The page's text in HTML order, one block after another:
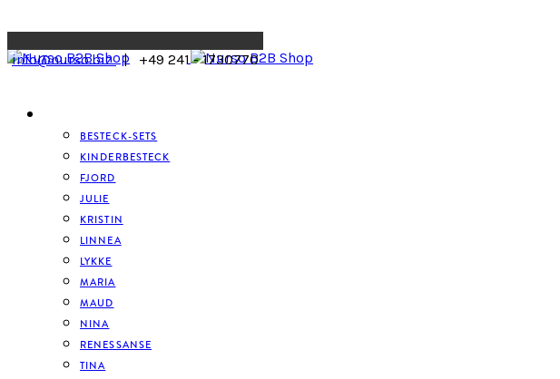
info@nurso.biz| +49 241 - 1730770
BESTECK-SETS
KINDERBESTECK
FJORD
JULIE
KRISTIN
LINNEA
LYKKE
MARIA
MAUD
NINA
RENESSANSE
TINA